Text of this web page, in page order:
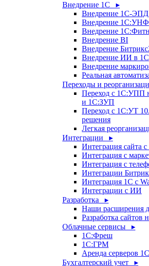
Внедрение 1С ▸
Внедрение 1С-ЭПД
Внедрение 1С:УНФ
Внедрение
Внедрение BI
Внедрение
Внедрение ИИ в 1С
Внедрение
Реальная
Переходы и
Переход с 1С:УПП
и 1С:ЗУП
Переход с 1С:УТ
решения
Легкая
Интеграции ▸
Интеграция сайта
Интеграция с
Интеграция с
Интеграции
Интеграция 1С с
Интеграции с ИИ
Разработка ▸
Наши расширения
Разработка сайтов
Облачные сервисы ▸
1С:Фреш
1С:ГРМ
Аренда серверов 1С
Бухгалтерский учет ▸